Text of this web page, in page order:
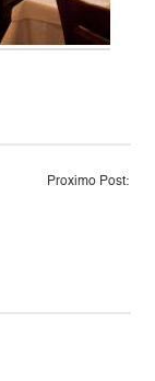
Proximo Post: